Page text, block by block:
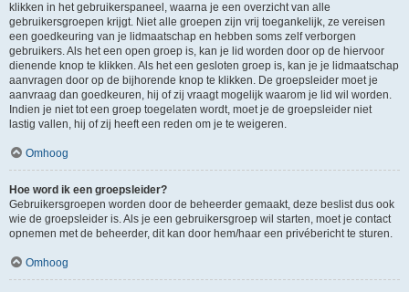
klikken in het gebruikerspaneel, waarna je een overzicht van alle
gebruikersgroepen krijgt. Niet alle groepen zijn vrij toegankelijk, ze vereisen
een goedkeuring van je lidmaatschap en hebben soms zelf verborgen
gebruikers. Als het een open groep is, kan je lid worden door op de hiervoor
dienende knop te klikken. Als het een gesloten groep is, kan je je lidmaatschap
aanvragen door op de bijhorende knop te klikken. De groepsleider moet je
aanvraag dan goedkeuren, hij of zij vraagt mogelijk waarom je lid wil worden.
Indien je niet tot een groep toegelaten wordt, moet je de groepsleider niet
lastig vallen, hij of zij heeft een reden om je te weigeren.
Omhoog
Hoe word ik een groepsleider?
Gebruikersgroepen worden door de beheerder gemaakt, deze beslist dus ook
wie de groepsleider is. Als je een gebruikersgroep wil starten, moet je contact
opnemen met de beheerder, dit kan door hem/haar een privébericht te sturen.
Omhoog